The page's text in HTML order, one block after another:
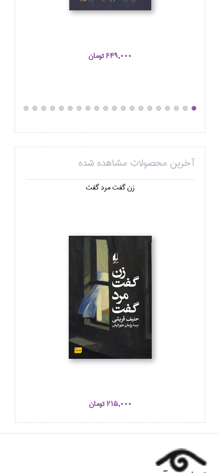
649,000 تومان
آخرین محصولات مشاهده شده
زن گفت مرد گفت
215,000 تومان